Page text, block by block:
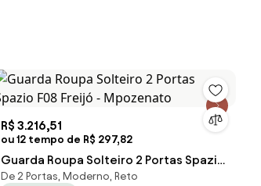
R$ 3.216,51
ou 12 tempo de R$ 297,82
Guarda Roupa Solteiro 2 Portas Spazio
F08 Freijó - Mpozenato
De 2 Portas, Moderno, Reto